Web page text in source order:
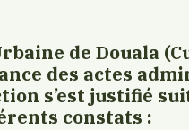
de Douala
des actes
s’est justifié
constats :